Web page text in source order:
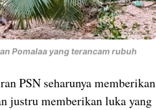
Pomalaa yang terancam rubuh
PSN seharunya memberikan
justru memberikan luka yang